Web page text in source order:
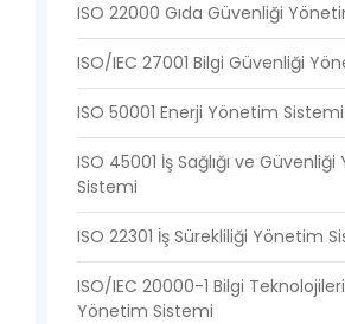
ISO 22000 Gıda Güvenliği
ISO/IEC 27001 Bilgi Güvenliği
ISO 50001 Enerji Yönetim Sistemi
ISO 45001 İş Sağlığı ve
Sistemi
ISO 22301 İş Sürekliliği Yönetim
ISO/IEC 20000-1 Bilgi
Yönetim Sistemi